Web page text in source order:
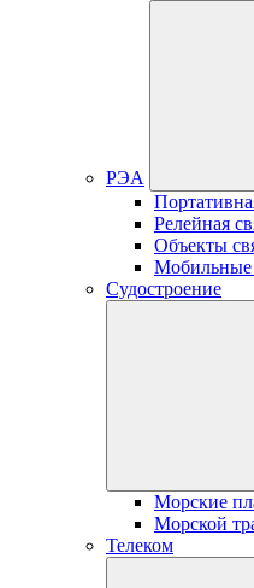
РЭА
Релейная
Объекты
Мобильные
Судостроение
Морские
Морской
Телеком